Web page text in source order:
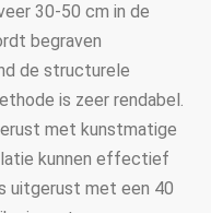
30-50 cm in de
begraven
de structurele
is zeer rendabel.
met kunstmatige
kunnen effectief
uitgerust met een 40